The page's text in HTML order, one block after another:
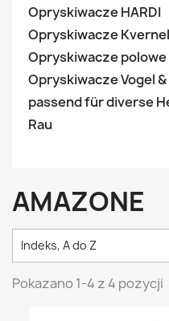
Opryskiwacze HARDI
Opryskiwacze
Opryskiwacze
Opryskiwacze Vogel
passend für diverse
Rau
AMAZONE
Indeks, A do Z
Pokazano 1-4 z 4 pozycji